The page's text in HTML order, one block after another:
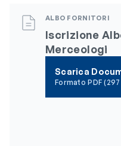
ALBO FORNITORI
Iscrizione
Merceologi
Scarica
Formato PDF (297